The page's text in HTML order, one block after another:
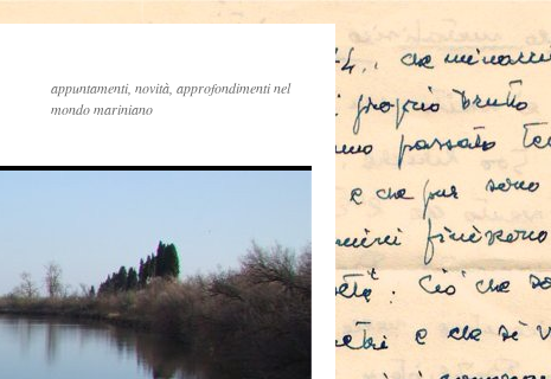
appuntamenti, novità, approfondimenti nel
mondo mariniano